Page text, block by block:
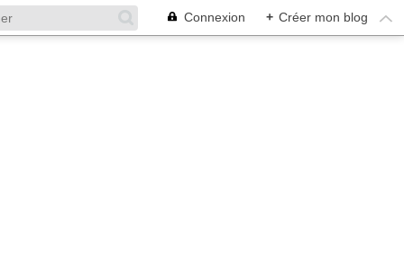
Connexion + Créer mon blog